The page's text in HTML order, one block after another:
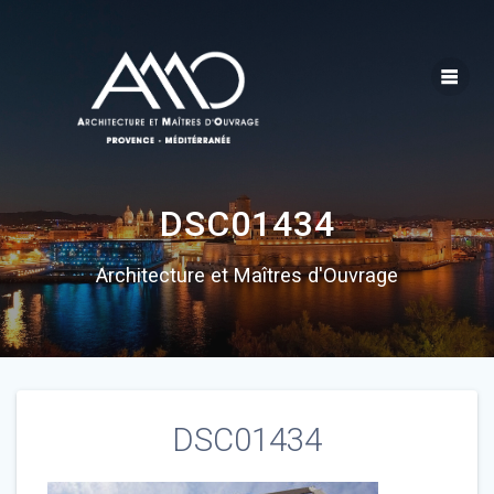
DSC01434
Architecture et Maîtres d'Ouvrage
DSC01434